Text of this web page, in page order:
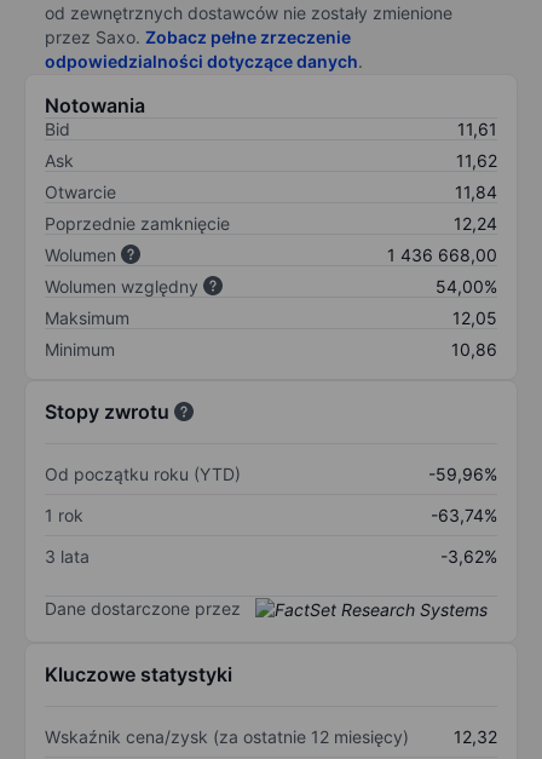
od zewnętrznych dostawców nie zostały zmienione
przez Saxo. Zobacz pełne zrzeczenie
odpowiedzialności dotyczące danych.
Notowania
Bid
11,61
Ask
11,62
Otwarcie
11,84
Poprzednie zamknięcie
12,24
Wolumen
1 436 668,00
Wolumen względny
54,00%
Maksimum
12,05
Minimum
10,86
Stopy zwrotu
Od początku roku (YTD)
-59,96%
1 rok
-63,74%
3 lata
-3,62%
Dane dostarczone przez
Kluczowe statystyki
Wskaźnik cena/zysk (za ostatnie 12 miesięcy)
12,32